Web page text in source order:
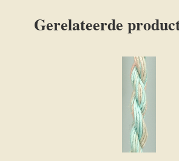
Gerelateerde